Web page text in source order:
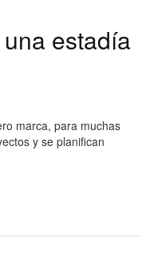
estadía
marca, para muchas
y se planifican